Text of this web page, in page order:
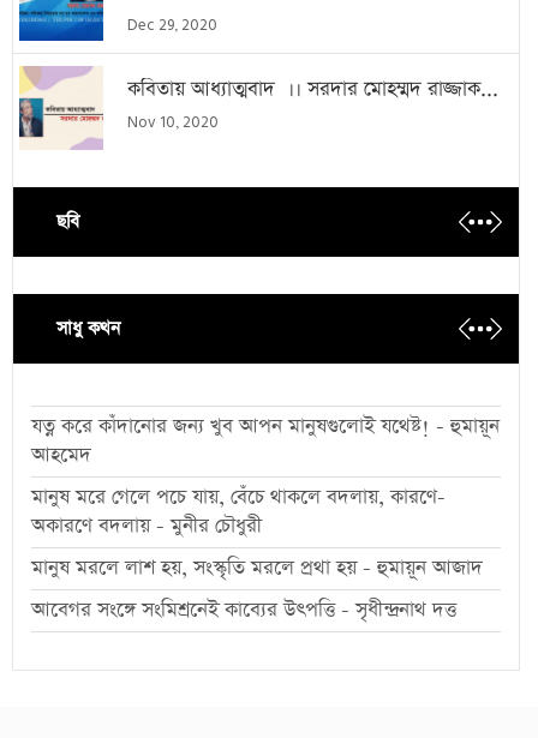
Dec 29, 2020
কবিতায় আধ্যাত্মবাদ ।। সরদার মোহম্মদ রাজ্জাক...
Nov 10, 2020
ছবি
সাধু কথন
যত্ন করে কাঁদানোর জন্য খুব আপন মানুষগুলোই যথেষ্ট! - হুমায়ূন
আহমেদ
মানুষ মরে গেলে পচে যায়, বেঁচে থাকলে বদলায়, কারণে-
অকারণে বদলায় - মুনীর চৌধুরী
মানুষ মরলে লাশ হয়, সংস্কৃতি মরলে প্রথা হয় - হুমায়ূন আজাদ
আবেগর সংঙ্গে সংমিশ্রনেই কাব্যের উৎপত্তি - সৃধীন্দ্রনাথ দত্ত